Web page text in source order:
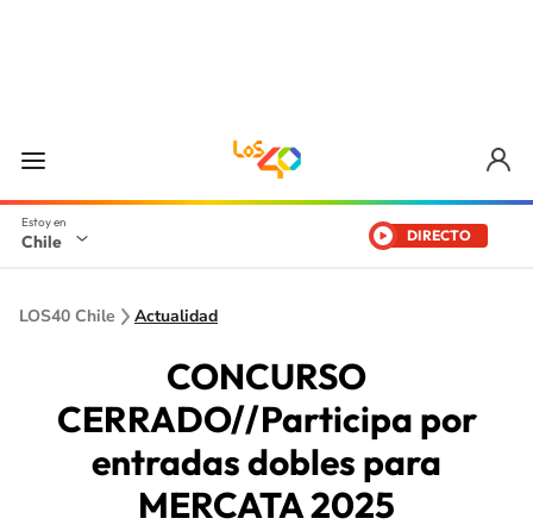
Chile DIRECTO
LOS40 Chile Actualidad
CONCURSO
CERRADO//Participa por
entradas dobles para
MERCATA 2025